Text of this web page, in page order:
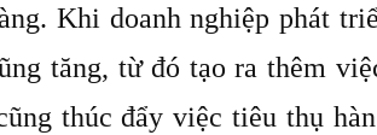
Khi doanh nghiệp phát
tăng, từ đó tạo ra thêm
thúc đẩy việc tiêu thụ